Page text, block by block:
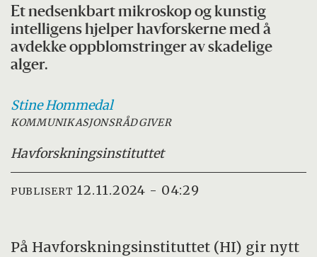
Et nedsenkbart mikroskop og kunstig
intelligens hjelper havforskerne med å
avdekke oppblomstringer av skadelige
alger.
StineHommedal
KOMMUNIKASJONSRÅDGIVER
Havforskningsinstituttet
PUBLISERT 12.11.2024 - 04:29
På Havforskningsinstituttet (HI) gir nytt